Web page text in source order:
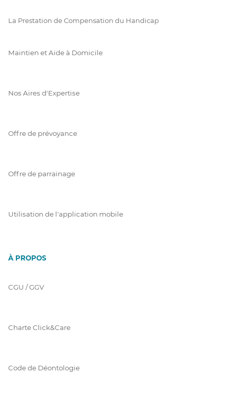
La Prestation de Compensation du Handicap
Maintien et Aide à Domicile
Nos Aires d'Expertise
Offre de prévoyance
Offre de parrainage
Utilisation de l'application mobile
À PROPOS
CGU / GGV
Charte Click&Care
Code de Déontologie